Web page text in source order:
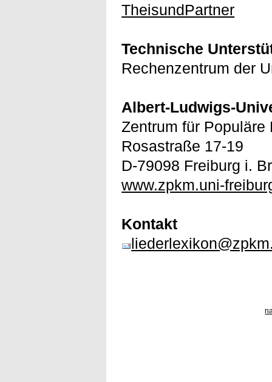
TheisundPartner
Technische
Rechenzentrum der
Albert-Ludwigs-
Zentrum für Populäre
Rosastraße 17-19
D-79098 Freiburg i.
www.zpkm.uni-
Kontakt